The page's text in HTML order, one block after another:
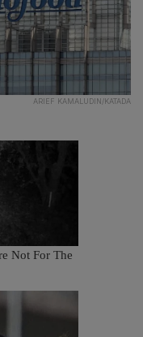
ARIEF KAMALUDIN/KATADA